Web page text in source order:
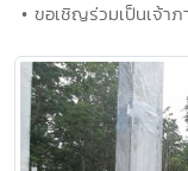
• ขอเชิญร่วมเป็นเจ้า